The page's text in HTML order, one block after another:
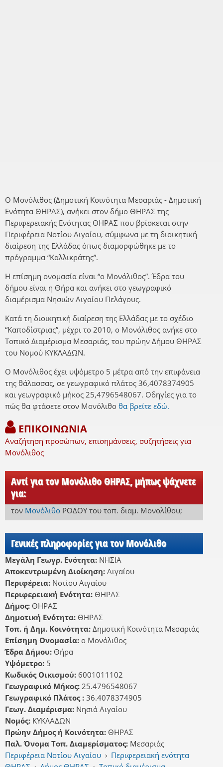
Ο Μονόλιθος (Δημοτική Κοινότητα Μεσαριάς - Δημοτική
Ενότητα ΘΗΡΑΣ), ανήκει στον δήμο ΘΗΡΑΣ της
Περιφερειακής Ενότητας ΘΗΡΑΣ που βρίσκεται στην
Περιφέρεια Νοτίου Αιγαίου, σύμφωνα με τη διοικητική
διαίρεση της Ελλάδας όπως διαμορφώθηκε με το
πρόγραμμα “Καλλικράτης”.
Η επίσημη ονομασία είναι “ο Μονόλιθος”. Έδρα του
δήμου είναι η Θήρα και ανήκει στο γεωγραφικό
διαμέρισμα Νησιών Αιγαίου Πελάγους.
Κατά τη διοικητική διαίρεση της Ελλάδας με το σχέδιο
“Καποδίστριας”, μέχρι το 2010, ο Μονόλιθος ανήκε στο
Τοπικό Διαμέρισμα Μεσαριάς, του πρώην Δήμου ΘΗΡΑΣ
του Νομού ΚΥΚΛΑΔΩΝ.
Ο Μονόλιθος έχει υψόμετρο 5 μέτρα από την επιφάνεια
της θάλασσας, σε γεωγραφικό πλάτος 36,4078374905
και γεωγραφικό μήκος 25,4796548067. Οδηγίες για το
πώς θα φτάσετε στον Μονόλιθο θα βρείτε εδώ.
ΕΠΙΚΟΙΝΩΝΙΑ
Αναζήτηση προσώπων, επισημάνσεις, συζητήσεις για
Μονόλιθος
Αντί για τον Μονόλιθο ΘΗΡΑΣ, μήπως ψάχνετε
για:
τον Μονόλιθο ΡΟΔΟΥ του τοπ. διαμ. Μονολίθου;
Γενικές πληροφορίες για τον Μονόλιθο
Μεγάλη Γεωγρ. Ενότητα: ΝΗΣΙΑ
Αποκεντρωμένη Διοίκηση: Αιγαίου
Περιφέρεια: Νοτίου Αιγαίου
Περιφερειακή Ενότητα: ΘΗΡΑΣ
Δήμος: ΘΗΡΑΣ
Δημοτική Ενότητα: ΘΗΡΑΣ
Τοπ. ή Δημ. Κοινότητα: Δημοτική Κοινότητα Μεσαριάς
Επίσημη Ονομασία: ο Μονόλιθος
Έδρα Δήμου: Θήρα
Υψόμετρο: 5
Κωδικός Οικισμού: 6001011102
Γεωγραφικό Μήκος: 25.4796548067
Γεωγραφικό Πλάτος : 36.4078374905
Γεωγ. Διαμέρισμα: Νησιά Αιγαίου
Νομός: ΚΥΚΛΑΔΩΝ
Πρώην Δήμος ή Κοινότητα: ΘΗΡΑΣ
Παλ. Όνομα Τοπ. Διαμερίσματος: Μεσαριάς
Περιφέρεια Νοτίου Αιγαίου › Περιφερειακή ενότητα